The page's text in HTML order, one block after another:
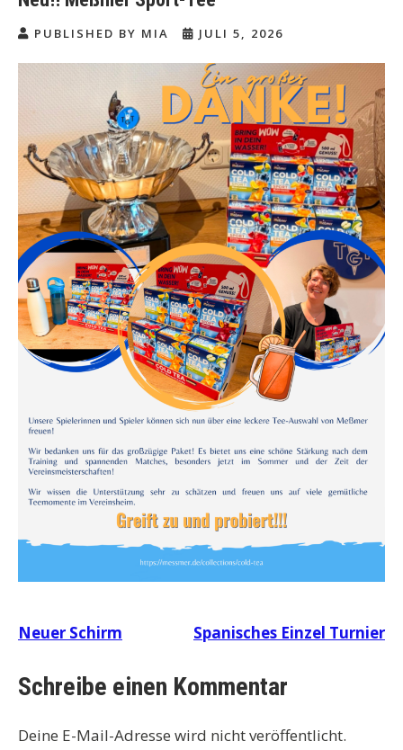
PUBLISHED BY MIA JULI 5, 2026
Beitragsnavigation
Neuer Schirm Spanisches Einzel Turnier
Schreibe einen Kommentar
Deine E-Mail-Adresse wird nicht veröffentlicht.